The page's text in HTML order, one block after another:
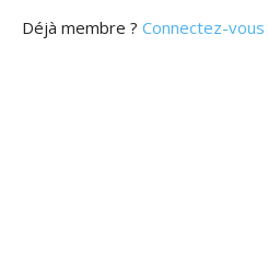
Déjà membre ? Connectez-vous